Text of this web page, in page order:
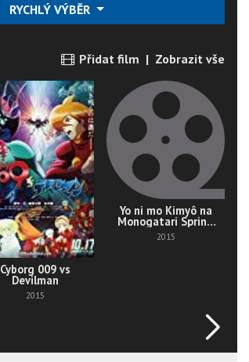
RYCHLÝ VÝBĚR
Přidat film | Zobrazit vše
Cyborg 009 vs
Devilman
2015
Yo ni mo Kimyô na
Monogatari Spring
2015
2015